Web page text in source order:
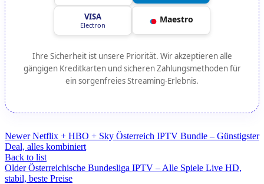
VISA
Electron ●
● Maestro
Ihre Sicherheit ist unsere Priorität. Wir akzeptieren alle
gängigen Kreditkarten und sicheren Zahlungsmethoden für
ein sorgenfreies Streaming-Erlebnis.
Newer Netflix + HBO + Sky Österreich IPTV Bundle – Günstigster
Deal, alles kombiniert
Back to list
Older Österreichische Bundesliga IPTV – Alle Spiele Live HD,
stabil, beste Preise